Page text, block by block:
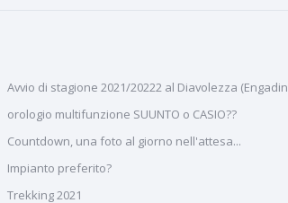
Avvio di stagione 2021/20222 al Diavolezza
orologio multifunzione SUUNTO o CASIO??
Countdown, una foto al giorno nell'attesa...
Impianto preferito?
Trekking 2021